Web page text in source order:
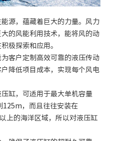
源，蕴藏着巨大的力量。风力
的风能利用技术，能将风的动
极探索和应用。
客户定制高效可靠的液压传动
降低项目成本，实现每个风电
缸，可适用于最大单机容量
125m，而且往往安装在
上的海洋区域，所以对液压缸